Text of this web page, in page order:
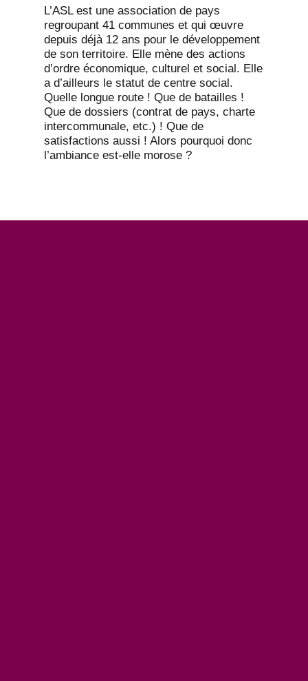
L’ASL est une association de pays
regroupant 41 communes et qui œuvre
depuis déjà 12 ans pour le développement
de son territoire. Elle mène des actions
d’ordre économique, culturel et social. Elle
a d’ailleurs le statut de centre social.
Quelle longue route ! Que de batailles !
Que de dossiers (contrat de pays, charte
intercommunale, etc.) ! Que de
satisfactions aussi ! Alors pourquoi donc
l’ambiance est-elle morose ?